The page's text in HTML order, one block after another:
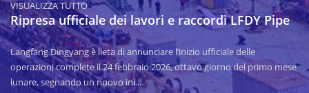
VISUALIZZA TUTTO
Ripresa ufficiale dei lavori e raccordi LFDY Pipe
Langfang Dingyang è lieta di annunciare l’inizio ufficiale delle
operazioni complete il 24 febbraio 2026, ottavo giorno del primo mese
lunare, segnando un nuovo ini...